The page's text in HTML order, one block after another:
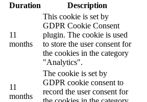
Duration Description
11
months
This cookie is set by
GDPR Cookie Consent
plugin. The cookie is used
to store the user consent for
the cookies in the category
"Analytics".
11
months
The cookie is set by
GDPR cookie consent to
record the user consent for